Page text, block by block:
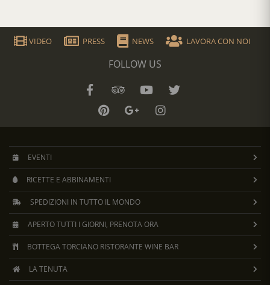
VIDEO PRESS NEWS LAVORA CON NOI
FOLLOW US
EVENTI
RICETTE E ABBINAMENTI
SPEDIZIONI IN TUTTO IL MONDO
APERTO TUTTI I GIORNI, PRENOTA ORA
BOTTEGA TORCIANO RISTORANTE WINE BAR
LA TENUTA